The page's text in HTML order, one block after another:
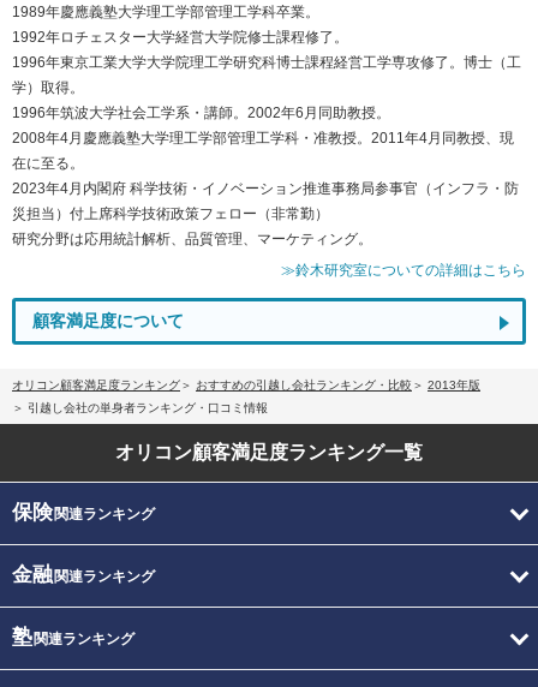
1989年慶應義塾大学理工学部管理工学科卒業。
1992年ロチェスター大学経営大学院修士課程修了。
1996年東京工業大学大学院理工学研究科博士課程経営工学専攻修了。博士（工
学）取得。
1996年筑波大学社会工学系・講師。2002年6月同助教授。
2008年4月慶應義塾大学理工学部管理工学科・准教授。2011年4月同教授、現
在に至る。
2023年4月内閣府 科学技術・イノベーション推進事務局参事官（インフラ・防
災担当）付上席科学技術政策フェロー（非常勤）
研究分野は応用統計解析、品質管理、マーケティング。
≫鈴木研究室についての詳細はこちら
顧客満足度について
オリコン顧客満足度ランキング おすすめの引越し会社ランキング・比較
2013年版
引越し会社の単身者ランキング・口コミ情報
オリコン顧客満足度ランキング一覧
保険関連ランキング
金融関連ランキング
塾関連ランキング